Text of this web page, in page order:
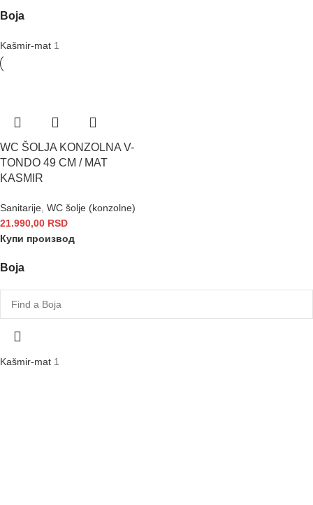
Boja
Kašmir-mat 1
Boja
Kašmir-mat 1
WC ŠOLJA KONZOLNA V-
TONDO 49 CM / MAT
KASMIR
Sanitarije WC šolje (konzolne)
21.990,00 RSD
Купи производ